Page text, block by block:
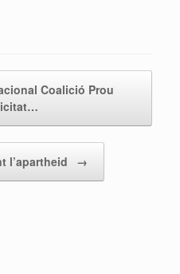
Coalició Prou
l’apartheid →